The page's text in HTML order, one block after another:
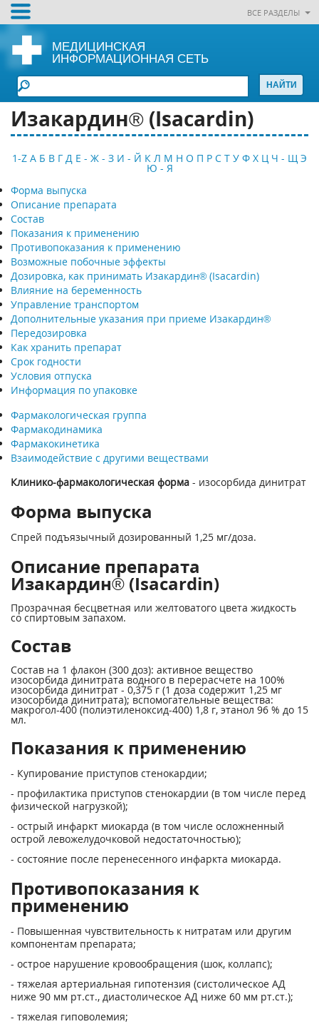
ВСЕ РАЗДЕЛЫ
МЕДИЦИНСКАЯ
ИНФОРМАЦИОННАЯ СЕТЬ
Изакардин® (Isacardin)
1-Z А Б В Г Д Е - Ж - З И - Й К Л М Н О П Р С Т У Ф Х Ц Ч - Щ Э
Ю - Я
Форма выпуска
Описание препарата
Состав
Показания к применению
Противопоказания к применению
Возможные побочные эффекты
Дозировка, как принимать Изакардин® (Isacardin)
Влияние на беременность
Управление транспортом
Дополнительные указания при приеме Изакардин®
Передозировка
Как хранить препарат
Срок годности
Условия отпуска
Информация по упаковке
Фармакологическая группа
Фармакодинамика
Фармакокинетика
Взаимодействие с другими веществами
Клинико-фармакологическая форма - изосорбида динитрат
Форма выпуска
Спрей подъязычный дозированный 1,25 мг/доза.
Описание препарата
Изакардин® (Isacardin)
Прозрачная бесцветная или желтоватого цвета жидкость
со спиртовым запахом.
Состав
Состав на 1 флакон (300 доз): активное вещество
изосорбида динитрата водного в перерасчете на 100%
изосорбида динитрат - 0,375 г (1 доза содержит 1,25 мг
изосорбида динитрата); вспомогательные вещества:
макрогол-400 (полиэтиленоксид-400) 1,8 г, этанол 96 % до 15
мл.
Показания к применению
- Купирование приступов стенокардии;
- профилактика приступов стенокардии (в том числе перед
физической нагрузкой);
- острый инфаркт миокарда (в том числе осложненный
острой левожелудочковой недостаточностью);
- состояние после перенесенного инфаркта миокарда.
Противопоказания к
применению
- Повышенная чувствительность к нитратам или другим
компонентам препарата;
- острое нарушение кровообращения (шок, коллапс);
- тяжелая артериальная гипотензия (систолическое АД
ниже 90 мм рт.ст., диастолическое АД ниже 60 мм рт.ст.);
- тяжелая гиповолемия;